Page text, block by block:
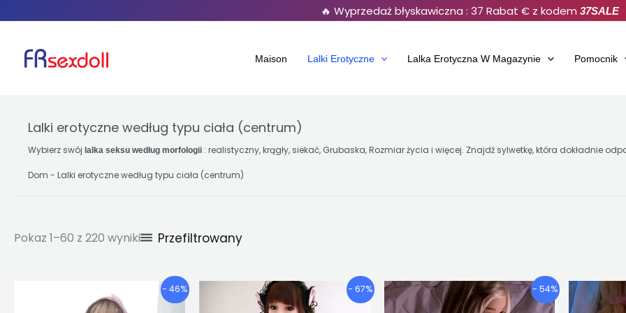
treści
🔥 Wyprzedaż błyskawiczna : 37 Rabat € z kodem 37SALE
Maison Lalki Erotyczne Lalka Erotyczna W Magazynie Pomocnik
Lalki erotyczne według typu ciała (centrum)
Wybierz swój lalka seksu według morfologii : realistyczny, krągły, siekać, Grubaska, Rozmiar życia i więcej. Znajdź sylwetkę, która dokładnie
Dom - Lalki erotyczne według typu ciała (centrum)
Pokaz 1–60 z 220 wyniki Przefiltrowany
- 46%
Przedział
cenowy:
Ten
- 67%
Przedział
cenowy:
Ten
- 54%
Przedział
cenowy:
Ten